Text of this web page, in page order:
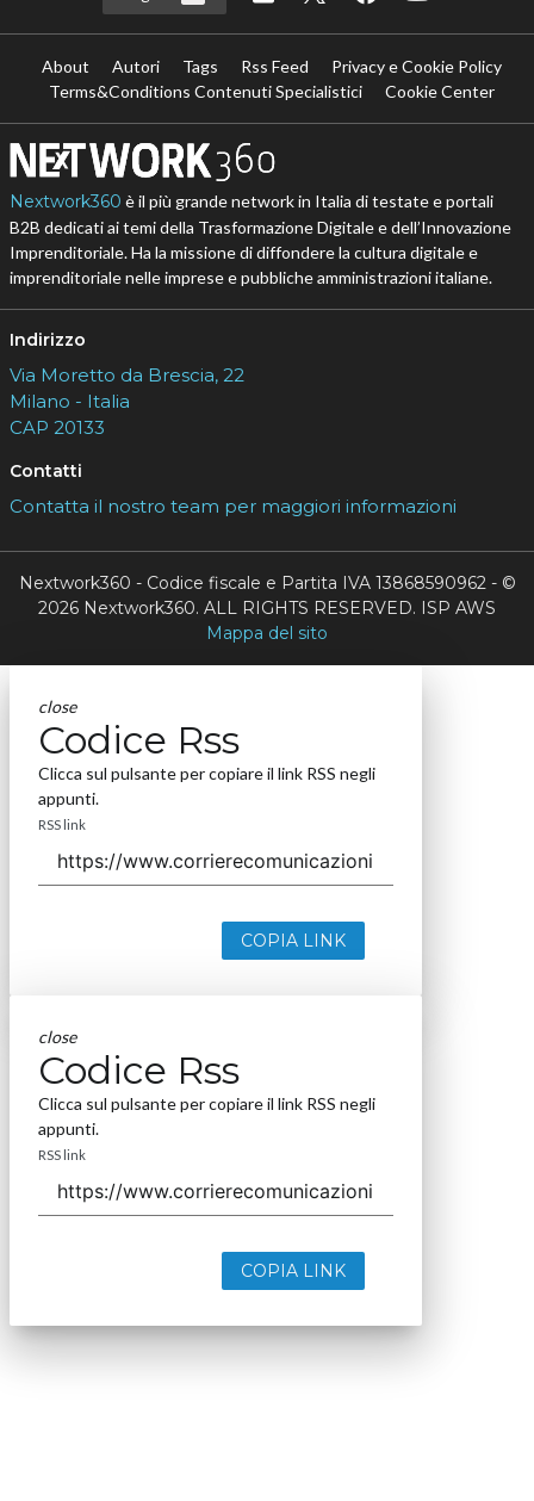
About Autori Tags Rss Feed
Privacy e Cookie Policy
Terms&Conditions Contenuti Specialistici
Cookie Center
Nextwork360 è il più grande network in Italia di testate e portali
B2B dedicati ai temi della Trasformazione Digitale e dell’Innovazione
Imprenditoriale. Ha la missione di diffondere la cultura digitale e
imprenditoriale nelle imprese e pubbliche amministrazioni italiane.
Indirizzo
Via Moretto da Brescia, 22
Milano - Italia
CAP 20133
Contatti
Contatta il nostro team per maggiori informazioni
Nextwork360 - Codice fiscale e Partita IVA 13868590962 - ©
2026 Nextwork360. ALL RIGHTS RESERVED. ISP AWS
Mappa del sito
close
Codice Rss
Clicca sul pulsante per copiare il link RSS negli
appunti.
RSS link
COPIA LINK
close
Codice Rss
Clicca sul pulsante per copiare il link RSS negli
appunti.
RSS link
COPIA LINK